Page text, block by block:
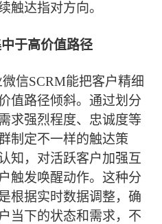
触达指对方向。
于高价值路径
信SCRM能把客户精细
值路径倾斜。通过划分
求强烈程度、忠诚度等
制定不一样的触达策
知，对活跃客户加强互
触发唤醒动作。这种分
根据实时数据调整，确
当下的状态和需求，不